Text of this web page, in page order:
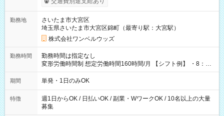
ンビニATMから 日払い分を引き落とせます！ 【試用期間】試
勤務地
さいたま市大宮区
埼玉県さいたま市大宮区錦町（最寄り駅：大宮駅）
株式会社ワンベルウッズ
勤務時間
勤務時間は指定なし
変形労働時間制 想定労働時間160時間/月 【シフト例】 ・8：00
～21：00
期間 単発・1日のみOK
特徴
週1日からOK / 日払いOK / 副業・WワークOK / 10名以上の大量
募集